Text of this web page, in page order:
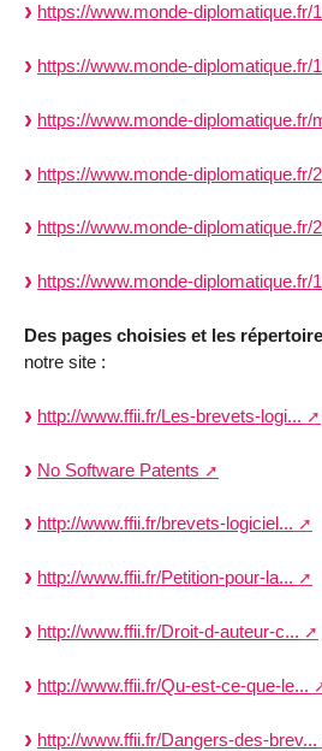
https://www.monde-diplomatique.fr/
https://www.monde-diplomatique.fr/
https://www.monde-diplomatique.fr/
https://www.monde-diplomatique.fr/
https://www.monde-diplomatique.fr/
https://www.monde-diplomatique.fr/
Des pages choisies et les
notre site :
http://www.ffii.fr/Les-brevets-logi...
No Software Patents
http://www.ffii.fr/brevets-logiciel...
http://www.ffii.fr/Petition-pour-la...
http://www.ffii.fr/Droit-d-auteur-c...
http://www.ffii.fr/Qu-est-ce-que-le...
http://www.ffii.fr/Dangers-des-brev...